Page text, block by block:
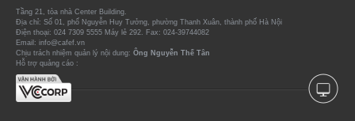
Tầng 21, tòa nhà Center Building.
Địa chỉ: Số 01, phố Nguyễn Huy Tưởng, phường Thanh Xuân, thành phố Hà Nội
Điện thoại: 024 7309 5555 Máy lẻ 292. Fax: 024-39744082
Email: info@cafef.vn
Chịu trách nhiệm quản lý nội dung: Ông Nguyễn Thế Tân
Hỗ trợ quảng cáo :